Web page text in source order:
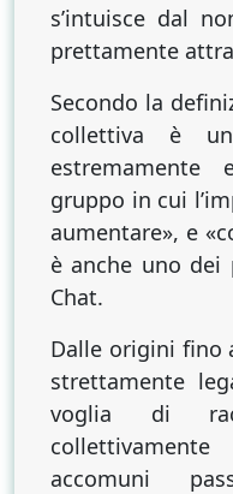
s’intuisce dal
prettamente
Secondo la
collettiva è
gruppo in cui
aumentare», e
è anche uno dei
Chat.
Dalle origini fino
strettamente
voglia di
accomuni